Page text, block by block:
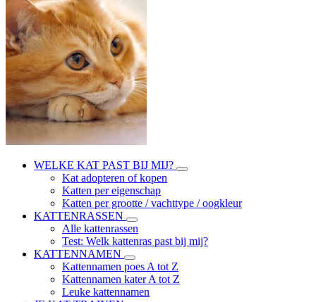
WELKE KAT PAST BIJ MIJ?
Kat adopteren of kopen
Katten per eigenschap
Katten per grootte / vachttype / oogkleur
KATTENRASSEN
Alle kattenrassen
Test: Welk kattenras past bij mij?
KATTENNAMEN
Kattennamen poes A tot Z
Kattennamen kater A tot Z
Leuke kattennamen